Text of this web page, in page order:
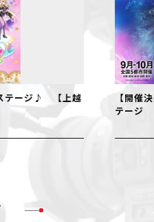
テージ♪ 【上越
【開催
テージ